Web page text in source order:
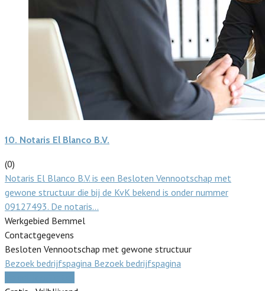
10. Notaris El Blanco B.V.
(0)
Notaris El Blanco B.V. is een Besloten Vennootschap met
gewone structuur die bij de KvK bekend is onder nummer
09127493. De notaris…
Werkgebied Bemmel
Contactgegevens
Besloten Vennootschap met gewone structuur
Bezoek bedrijfspagina Bezoek bedrijfspagina